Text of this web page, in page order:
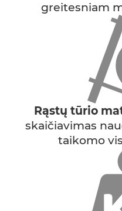
greitesniam
Rąstų tūrio
skaičiavimas
taikomo